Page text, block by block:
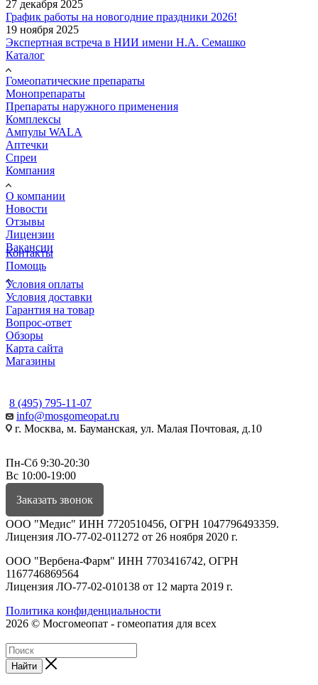
27 декабря 2025
График работы на новогодние праздники 2026!
19 ноября 2025
Экспертная встреча в НИИ имени Н.А. Семашко
Каталог
Гомеопатические препараты
Монопрепараты
Препараты наружного применения
Комплексы
Ампулы WALA
Аптечки
Спреи
Компания
О компании
Новости
Отзывы
Лицензии
Вакансии
Контакты
Помощь
Условия оплаты
Условия доставки
Гарантия на товар
Вопрос-ответ
Обзоры
Карта сайта
Магазины
8 (495) 795-11-07
info@mosgomeopat.ru
г. Москва, м. Бауманская, ул. Малая Почтовая, д.10
Пн-Сб 9:30-20:30
Вс 10:00-19:00
Заказать звонок
ООО "Медис" ИНН 7720510456, ОГРН 1047796493359.
Лицензия ЛО-77-02-011272 от 26 ноября 2020 г.
ООО "Вербена-Фарм" ИНН 7703416742, ОГРН
1167746869564
Лицензия ЛО-77-02-010138 от 12 марта 2019 г.
Политика конфиденциальности
2026 © Мосгомеопат - гомеопатия для всех
Найти